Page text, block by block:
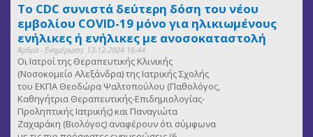
Το CDC συνιστά δεύτερη δόση του νέου
εμβολίου COVID-19 μόνο για ηλικιωμένους
ενήλικες ή ενήλικες με ανοσοκαταστολή
Άρθρα - Ενημέρωση: 13-12-2024 16:44
Οι Ιατροί της Θεραπευτικής Κλινικής
(Νοσοκομείο Αλεξάνδρα) της Ιατρικής Σχολής
του ΕΚΠΑ Θεοδώρα Ψαλτοπούλου (Παθολόγος,
Καθηγήτρια Θεραπευτικής-Επιδημιολογίας-
Προληπτικής Ιατρικής) και Παναγιώτα
Ζαχαράκη (Βιολόγος) αναφέρουν ότι σύμφωνα